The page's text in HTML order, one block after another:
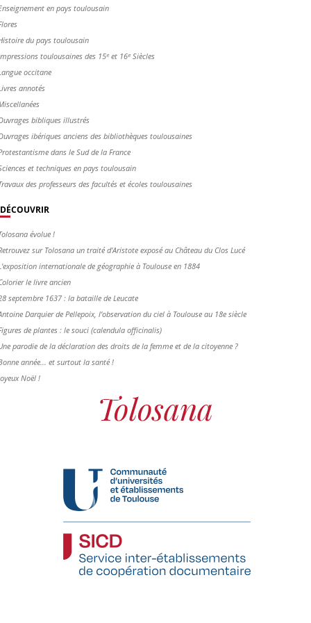
en pays toulousain
du pays toulousain
toulousaines des 15ᵉ et 16ᵉ Siècles
occitane
annotés
bibliques illustrés
ibériques anciens des bibliothèques toulousaines
dans le Sud de la France
et techniques en pays toulousain
des professeurs des facultés et écoles toulousaines
DÉCOUVRIR
évolue !
sur Tolosana un traité d'Aristote exposé au Château du Clos Lucé
internationale de géographie à Toulouse en 1884
le livre ancien
septembre 1637 : la bataille de Leucate
Darquier de Pellepoix, l’observation du ciel à Toulouse au 18e siècle
de plantes : le souci (calendula officinalis)
parodie de la déclaration des droits de la femme et de la citoyenne ?
année... et surtout la santé !
Noël !